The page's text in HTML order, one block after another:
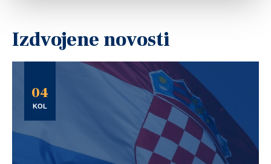
Izdvojene novosti
04
KOL